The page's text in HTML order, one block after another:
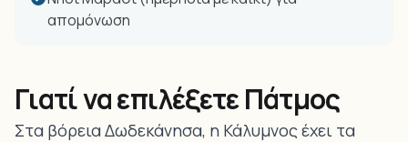
απομόνωση
Γιατί να επιλέξετε Πάτμος
Στα βόρεια Δωδεκάνησα, η Κάλυμνος έχει τα